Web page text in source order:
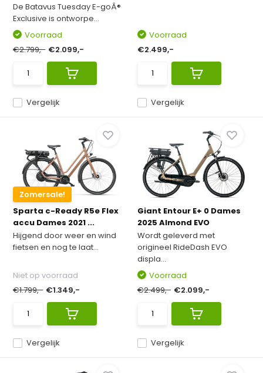
De Batavus Tuesday E-goÂ®
Exclusive is ontworpe...
Vergelijk
Voorraad
€2.799,- €2.099,-
Vergelijk
Voorraad
€2.499,-
Zomersale!
Sparta c-Ready R5e Flex
accu Dames 2021 ...
Hijgend door weer en wind
fietsen en nog te laat...
Vergelijk
Niet op voorraad
€1.799,- €1.349,-
Giant Entour E+ 0 Dames
2025 Almond EVO
Wordt geleverd met
origineel RideDash EVO
displa...
Vergelijk
Voorraad
€2.499,- €2.099,-